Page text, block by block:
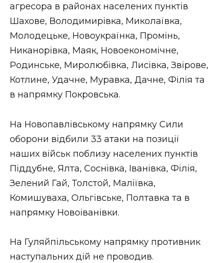
агресора в районах населених пунктів
Шахове, Володимирівка, Миколаївка,
Молодецьке, Новоукраїнка, Промінь,
Никанорівка, Маяк, Новоекономічне,
Родинське, Миролюбівка, Лисівка, Звірове,
Котлине, Удачне, Муравка, Дачне, Філія та
в напрямку Покровська.
На Новопавлівському напрямку Сили
оборони відбили 33 атаки на позиції
наших військ поблизу населених пунктів
Піддубне, Ялта, Соснівка, Іванівка, Філія,
Зелений Гай, Толстой, Маліївка,
Комишуваха, Ольгівське, Полтавка та в
напрямку Новоіванівки.
На Гуляйпільському напрямку противник
наступальних дій не проводив.